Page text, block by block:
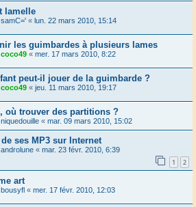
lamelle
samC=' « lun. 22 mars 2010, 15:14
les guimbardes à plusieurs lames
coco49 « mer. 17 mars 2010, 8:22
peut-il jouer de la guimbarde ?
coco49 « jeu. 11 mars 2010, 19:17
où trouver des partitions ?
niquedouille « mar. 09 mars 2010, 15:02
ses MP3 sur Internet
androlune « mar. 23 févr. 2010, 6:39
1 2
art
bousyfl « mer. 17 févr. 2010, 12:03